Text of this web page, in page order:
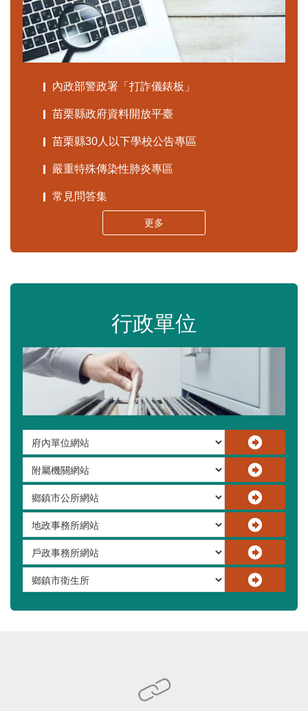
內政部警政署「打詐儀錶板」
苗栗縣政府資料開放平臺
苗栗縣30人以下學校公告專區
嚴重特殊傳染性肺炎專區
常見問答集
更多
行政單位